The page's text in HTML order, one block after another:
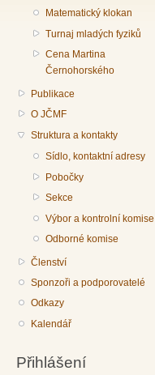
Matematický klokan
Turnaj mladých fyziků
Cena Martina
Černohorského
Publikace
O JČMF
Struktura a kontakty
Sídlo, kontaktní adresy
Pobočky
Sekce
Výbor a kontrolní komise
Odborné komise
Členství
Sponzoři a podporovatelé
Odkazy
Kalendář
Přihlášení